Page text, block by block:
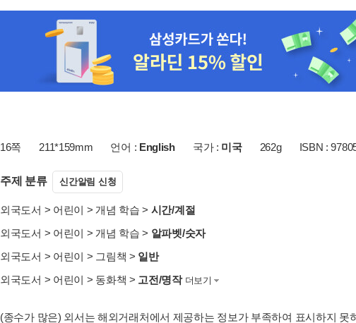
16쪽 211*159mm 언어 : English 국가 : 미국 262g ISBN :
주제 분류 신간알림 신청
외국도서 > 어린이 > 개념 학습 > 시간/계절
외국도서 > 어린이 > 개념 학습 > 알파벳/숫자
외국도서 > 어린이 > 그림책 > 일반
외국도서 > 어린이 > 동화책 > 고전/명작 더보기
(종수가 많은) 외서는 해외거래처에서 제공하는 정보가 부족하여 표시하지 못